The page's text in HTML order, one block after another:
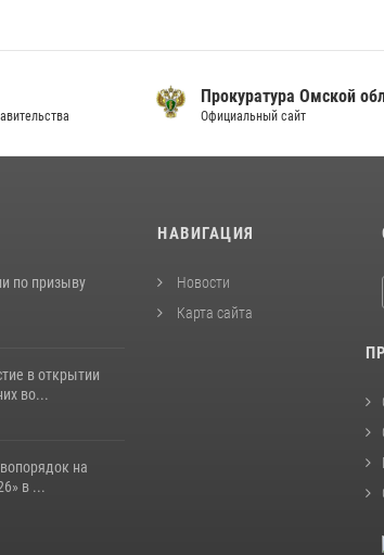
Прокуратура Омской
Официальный сайт
по призыву
в открытии
во...
на
в ...
НАВИГАЦИЯ
Новости
Карта сайта